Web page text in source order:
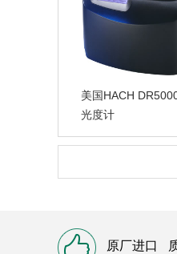
美国HACH
光度计
原厂进口